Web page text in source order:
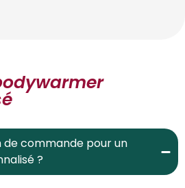
de commande pour un
?